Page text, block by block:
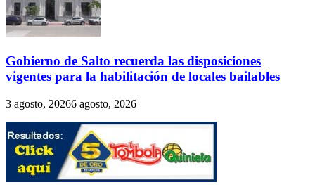
Gobierno de Salto recuerda las disposiciones
vigentes para la habilitación de locales bailables
3 agosto, 20266 agosto, 2026